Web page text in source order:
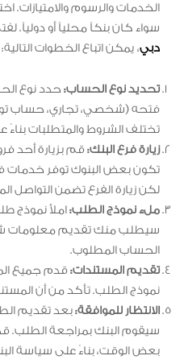
الخدمات والرسوم والامتيازات.
سواء كان بنكاً محلياً أو دولياً.
دبي، يمكن اتباع الخطوات التالية:
تحديد نوع الحساب:حدد نوع
فتحه (شخصي، تجاري، حساب
تختلف الشروط والمتطلبات بناءً
زيارة فرع البنك:قم بزيارة أحد
تكون بعض البنوك توفر خدمات
لكن زيارة الفرع تضمن التواصل
ملء نموذج الطلب: املأ نموذج
سيطلب منك تقديم معلومات
الحساب المطلوب.
تقديم المستندات:قدم جميع
نموذج الطلب. تأكد من أن
الانتظار للموافقة:بعد تقديم
سيقوم البنك بمراجعة الطلب.
بعض الوقت، بناءً على سياسة